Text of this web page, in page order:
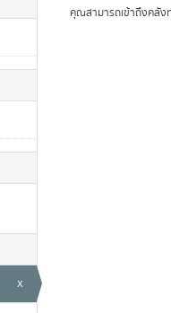
x
คุณสามารถเข้าถึงคลัง